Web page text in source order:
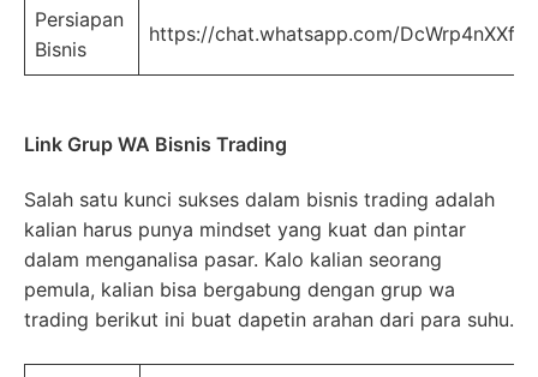
Persiapan
Bisnis
https://chat.whatsapp.com/
Link Grup WA Bisnis Trading
Salah satu kunci sukses dalam bisnis trading adalah
kalian harus punya mindset yang kuat dan pintar
dalam menganalisa pasar. Kalo kalian seorang
pemula, kalian bisa bergabung dengan grup wa
trading berikut ini buat dapetin arahan dari para suhu.